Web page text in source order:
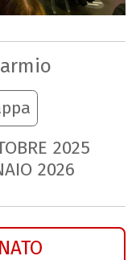
2025
2026